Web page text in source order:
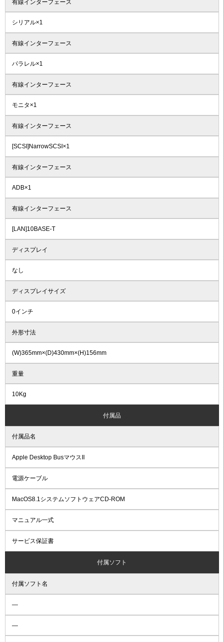
有線インターフェース
シリアル×1
有線インターフェース
パラレル×1
有線インターフェース
モニタ×1
有線インターフェース
[SCSI]NarrowSCSI×1
有線インターフェース
ADB×1
有線インターフェース
[LAN]10BASE-T
ディスプレイ
なし
ディスプレイサイズ
0インチ
外形寸法
(W)365mm×(D)430mm×(H)156mm
重量
10Kg
付属品
付属品名
Apple Desktop BusマウスII
電源ケーブル
MacOS8.1システムソフトウェアCD-ROM
マニュアル一式
サービス保証書
付属ソフト
付属ソフト名
―
―